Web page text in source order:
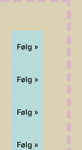
Følg »
Følg »
Følg »
Følg »